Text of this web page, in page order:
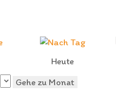
Heute
Gehe zu Monat